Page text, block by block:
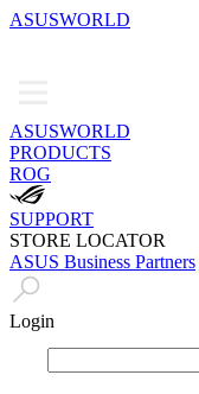
ASUSWORLD
ASUSWORLD
PRODUCTS
ROG
SUPPORT
STORE LOCATOR
ASUS Business Partners
Login